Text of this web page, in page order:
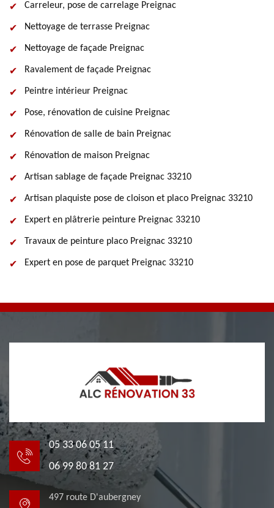
Carreleur, pose de carrelage Preignac
Nettoyage de terrasse Preignac
Nettoyage de façade Preignac
Ravalement de façade Preignac
Peintre intérieur Preignac
Pose, rénovation de cuisine Preignac
Rénovation de salle de bain Preignac
Rénovation de maison Preignac
Artisan sablage de façade Preignac 33210
Artisan plaquiste pose de cloison et placo Preignac 33210
Expert en plâtrerie peinture Preignac 33210
Travaux de peinture placo Preignac 33210
Expert en pose de parquet Preignac 33210
05 33 06 05 11
06 99 80 81 27
497 route D'aubergney